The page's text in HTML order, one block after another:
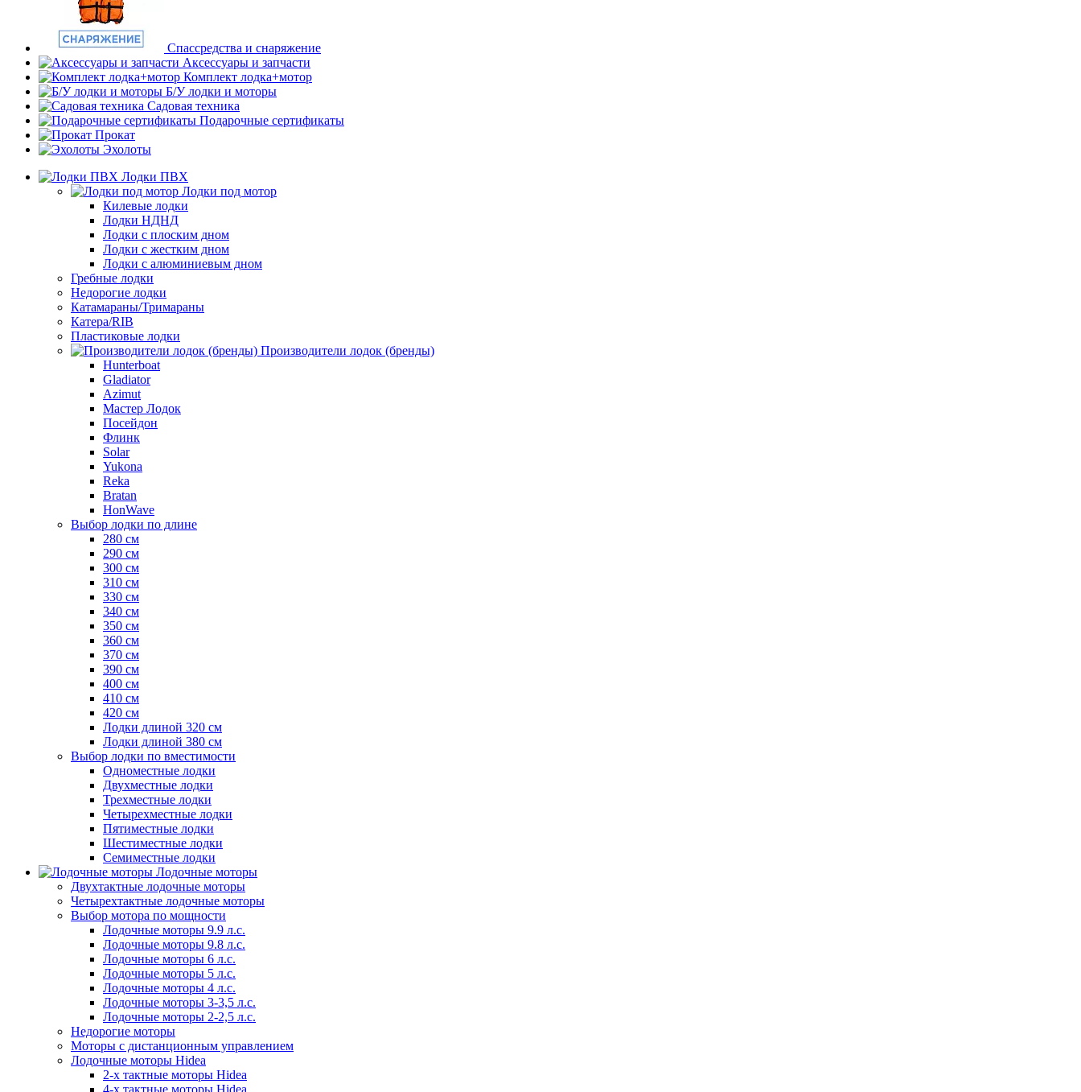
Спассредства и снаряжение
Аксессуары и запчасти
Комплект лодка+мотор
Б/У лодки и моторы
Садовая техника
Подарочные сертификаты
Прокат
Эхолоты
Лодки ПВХ
Лодки под мотор
Килевые лодки
Лодки НДНД
Лодки с плоским дном
Лодки с жестким дном
Лодки с алюминиевым дном
Гребные лодки
Недорогие лодки
Катамараны/Тримараны
Катера/RIB
Пластиковые лодки
Производители лодок (бренды)
Hunterboat
Gladiator
Azimut
Мастер Лодок
Посейдон
Флинк
Solar
Yukona
Reka
Bratan
HonWave
Выбор лодки по длине
280 см
290 см
300 см
310 см
330 см
340 см
350 см
360 см
370 см
390 см
400 см
410 см
420 см
Лодки длиной 320 см
Лодки длиной 380 см
Выбор лодки по вместимости
Одноместные лодки
Двухместные лодки
Трехместные лодки
Четырехместные лодки
Пятиместные лодки
Шестиместные лодки
Семиместные лодки
Лодочные моторы
Двухтактные лодочные моторы
Четырехтактные лодочные моторы
Выбор мотора по мощности
Лодочные моторы 9.9 л.с.
Лодочные моторы 9.8 л.с.
Лодочные моторы 6 л.с.
Лодочные моторы 5 л.с.
Лодочные моторы 4 л.с.
Лодочные моторы 3-3,5 л.с.
Лодочные моторы 2-2,5 л.с.
Недорогие моторы
Моторы с дистанционным управлением
Лодочные моторы Hidea
2-х тактные моторы Hidea
4-х тактные моторы Hidea